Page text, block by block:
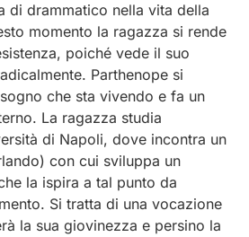
di drammatico nella vita della
momento la ragazza si rende
poiché vede il suo
Parthenope si
che sta vivendo e fa un
La ragazza studia
di Napoli, dove incontra un
con cui sviluppa un
la ispira a tal punto da
Si tratta di una vocazione
la sua giovinezza e persino la